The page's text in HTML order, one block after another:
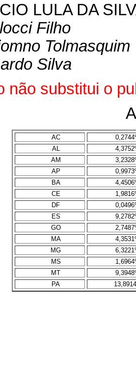
LULA DA
Filho
Tolmasquim
Silva
não substitui o
AC
AL
AM
AP
BA
CE
DF
ES
GO
MA
MG
MS
MT
PA